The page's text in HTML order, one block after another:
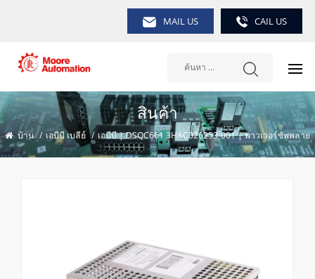
MAIL US CAIL US
สินค้า
บ้าน / เอบีบี เบลีย์ / เอบีบี | DSQC661 3HAC026253-001 | พาวเวอร์ซัพพลาย